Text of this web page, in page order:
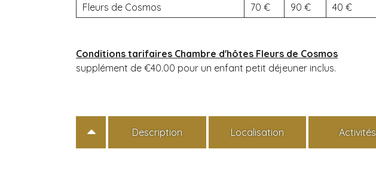
Fleurs de Cosmos
70 90 40
Conditions tarifaires Chambre d'hôtes Fleurs de Cosmos
supplément de €40.00 pour un enfant petit déjeuner inclus.
Description Localisation Activités